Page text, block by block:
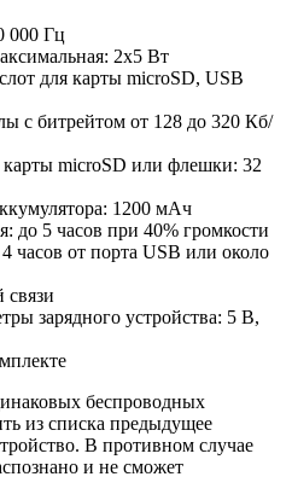
000 Гц
2х5 Вт
для карты microSD, USB
с битрейтом от 128 до 320 Кб/
карты microSD или флешки: 32
1200 мАч
до 5 часов при 40% громкости
часов от порта USB или около
зарядного устройства: 5 В,
беспроводных
из списка предыдущее
В противном случае
и не сможет